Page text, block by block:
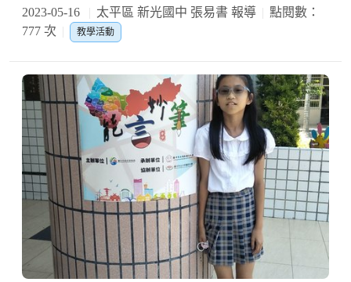
2023-05-16 太平區 新光國中 張易書 報導
點閱數：
777 次
教學活動